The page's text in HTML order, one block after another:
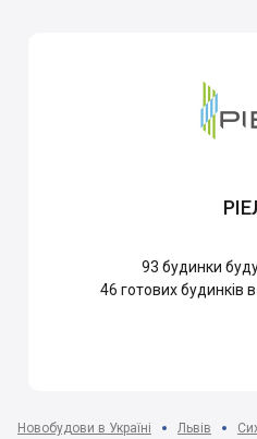
93 будинки
46 готових будинків
Новобудови в Україні Львів